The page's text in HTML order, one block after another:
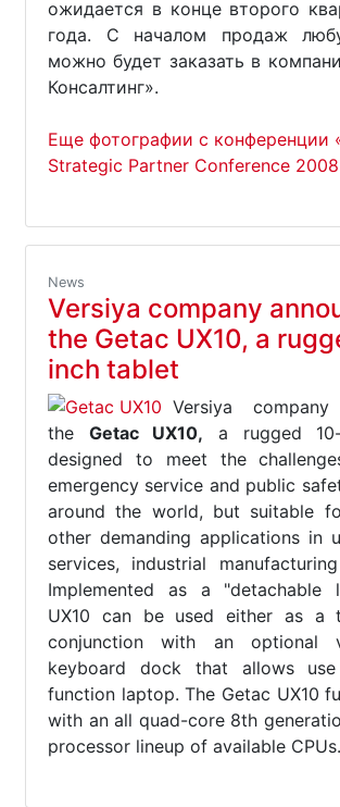
ожидается в конце второго
года. С началом продаж
можно будет заказать в
Консалтинг».
Еще фотографии с конференции
Strategic Partner Conference
News
Versiya company
the Getac UX10, a
inch tablet
Versiya company
the Getac UX10, a rugged
designed to meet the
emergency service and public
around the world, but suitable
other demanding applications in
services, industrial
Implemented as a "detachable
UX10 can be used either as a
conjunction with an optional
keyboard dock that allows
function laptop. The Getac UX10
with an all quad-core 8th
processor lineup of available CPUs.